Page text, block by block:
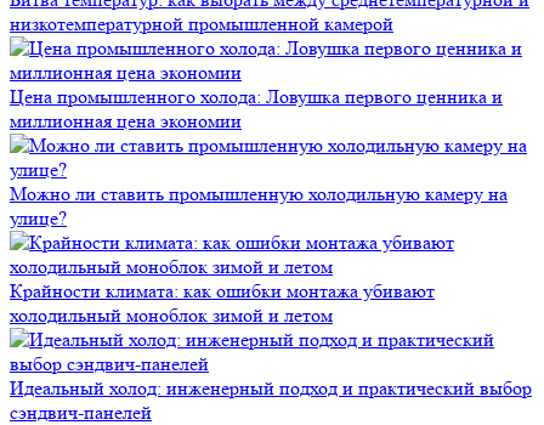
низкотемпературной промышленной камерой
Цена промышленного холода: Ловушка первого ценника и
миллионная цена экономии
Можно ли ставить промышленную холодильную камеру на
улице?
Крайности климата: как ошибки монтажа убивают
холодильный моноблок зимой и летом
Идеальный холод: инженерный подход и практический выбор
сэндвич-панелей